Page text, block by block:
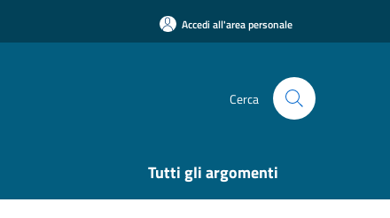
Accedi all'area personale
Cerca
Tutti gli argomenti